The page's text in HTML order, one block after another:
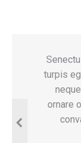
turpis
ornare